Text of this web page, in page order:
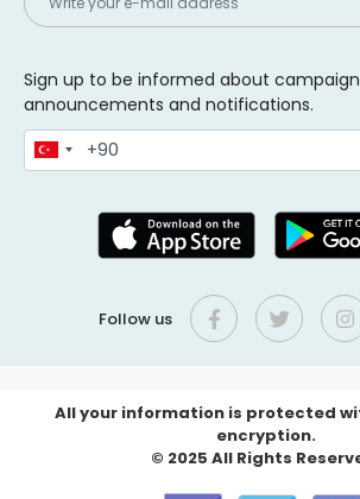
Sign up to be informed about
announcements and notifications.
Follow us
All your information is protected
encryption.
© 2025 All Rights